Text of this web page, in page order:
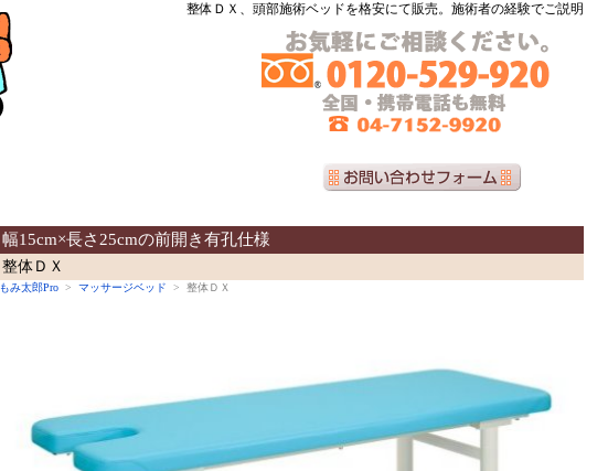
整体ＤＸ、頭部施術ベッドを格安にて販売。施術者の経験でご説明
幅15cm×長さ25cmの前開き有孔仕様
整体ＤＸ
もみ太郎Pro > マッサージベッド > 整体ＤＸ